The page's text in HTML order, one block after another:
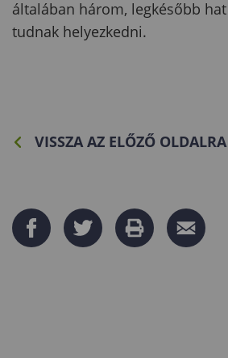
általában három, legkésőbb
tudnak helyezkedni.
VISSZA AZ ELŐZŐ OLDALRA